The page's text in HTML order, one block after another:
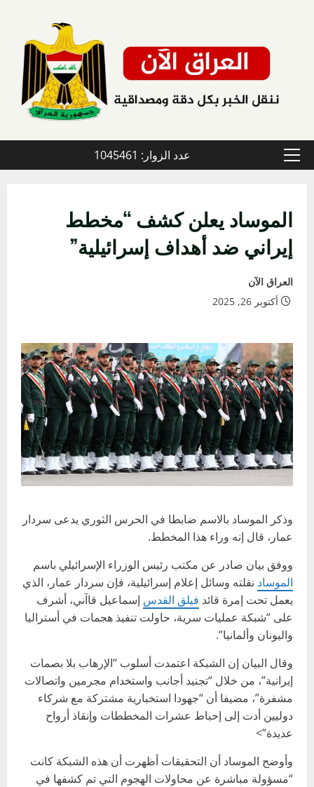
القائمة
عدد الزوار: 1045461
الموساد يعلن كشف “مخطط
إيراني ضد أهداف إسرائيلية”
العراق الآن
أكتوبر 26, 2025
وذكر الموساد بالاسم ضابطا في الحرس الثوري يدعى سردار
عمار، قال إنه وراء هذا المخطط.
ووفق بيان صادر عن مكتب رئيس الوزراء الإسرائيلي باسم
الموساد نقلته وسائل إعلام إسرائيلية، فإن سردار عمار، الذي
يعمل تحت إمرة قائد فيلق القدس إسماعيل قاآني، أشرف
على “شبكة عمليات سرية، حاولت تنفيذ هجمات في أستراليا
واليونان وألمانيا”.
وقال البيان إن الشبكة اعتمدت أسلوب “الإرهاب بلا بصمات
إيرانية”، من خلال “تجنيد أجانب واستخدام مجرمين واتصالات
مشفرة”، مضيفا أن “جهودا استخبارية مشتركة مع شركاء
دوليين أدت إلى إحباط عشرات المخططات وإنقاذ أرواح
عديدة”>
وأوضح الموساد أن التحقيقات أظهرت أن هذه الشبكة كانت
“مسؤولة مباشرة عن محاولات الهجوم التي تم كشفها في